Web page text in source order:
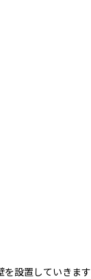
を設置していきます